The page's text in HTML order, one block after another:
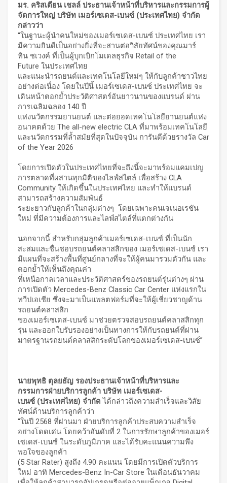
มร. คริสเตียน เชลล์ ประธานเจ้าหน้าที่บริหารและกรรมการผู้
จัดการใหญ่ บริษัท เมอร์เซเดส-เบนซ์ (ประเทศไทย) จำกัด
กล่าวว่า
“ในฐานะผู้นำคนใหม่ของเมอร์เซเดส-เบนซ์ ประเทศไทย เรา
มีความยินดีเป็นอย่างยิ่งที่จะสานต่อวิสัยทัศน์ของคุณมาร์
ทิน ชเวงค์ ที่เป็นผู้บุกเบิกโมเดลธุรกิจ Retail of the
Future ในประเทศไทย
และแนะนำรถยนต์และเทคโนโลยีใหม่ๆ ให้กับลูกค้าชาวไทย
อย่างต่อเนื่อง โดยในปีนี้ เมอร์เซเดส-เบนซ์ ประเทศไทย จะ
เดินหน้าตอกย้ำประวัติศาสตร์อันยาวนานของแบรนด์ ผ่าน
การเฉลิมฉลอง 140 ปี
แห่งนวัตกรรมยานยนต์ และต่อยอดเทคโนโลยียานยนต์แห่ง
อนาคตด้วย The all-new electric CLA ที่มาพร้อมเทคโนโลยี
และนวัตกรรมที่ล้ำสมัยที่สุดในปัจจุบัน การันตีด้วยรางวัล Car
of the Year 2026
โดยการเปิดตัวในประเทศไทยที่จะถึงนี้จะมาพร้อมแคมเปญ
การตลาดที่ผสานทุกมิติของไลฟ์สไตล์ เพื่อสร้าง CLA
Community ให้เกิดขึ้นในประเทศไทย และทำให้แบรนด์
สามารถสร้างความสัมพันธ์
ระยะยาวกับลูกค้าในกลุ่มต่างๆ โดยเฉพาะคนเจเนอเรชัน
ใหม่ ที่มีความต้องการและไลฟ์สไตล์ที่แตกต่างกัน
นอกจากนี้ สำหรับกลุ่มลูกค้าเมอร์เซเดส-เบนซ์ ที่เป็นนัก
สะสมและชื่นชอบรถยนต์คลาสสิกของ เมอร์เซเดส-เบนซ์ เรา
มีแผนที่จะสร้างพื้นที่ศูนย์กลางที่จะให้ผู้คนมารวมตัวกัน และ
ตอกย้ำให้เห็นถึงคุณค่า
ที่เหนือกาลเวลาและประวัติศาสตร์ของรถยนต์รุ่นต่างๆ ผ่าน
การเปิดตัว Mercedes-Benz Classic Car Center แห่งแรกใน
ทวีปเอเชีย ซึ่งจะมาเป็นแพลตฟอร์มที่จะให้ผู้เชี่ยวชาญด้าน
รถยนต์คลาสสิก
ของเมอร์เซเดส-เบนซ์ มาช่วยตรวจสอบรถยนต์คลาสสิกทุก
รุ่น และออกใบรับรองอย่างเป็นทางการให้กับรถยนต์ที่ผ่าน
มาตรฐานรถยนต์คลาสสิกระดับโลกของเมอร์เซเดส-เบนซ์”
นายพุทธิ ตุลยธัญ รองประธานเจ้าหน้าที่บริหารและ
กรรมการฝ่ายบริการลูกค้า บริษัท เมอร์เซเดส-
เบนซ์ (ประเทศไทย) จำกัด ได้กล่าวถึงความสำเร็จและวิสัย
ทัศน์ด้านบริการลูกค้าว่า
“ในปี 2568 ที่ผ่านมา ฝ่ายบริการลูกค้าประสบความสำเร็จ
อย่างโดดเด่น โดยคว้าอันดับที่ 2 ในการรักษาลูกค้าของเมอร์
เซเดส-เบนซ์ ในระดับภูมิภาค และได้รับคะแนนความพึง
พอใจของลูกค้า
(5 Star Rater) สูงถึง 4.90 คะแนน โดยมีการเปิดตัวบริการ
ใหม่ อาทิ Mercedes-Benz In-Car Store ในเดือนธันวาคม